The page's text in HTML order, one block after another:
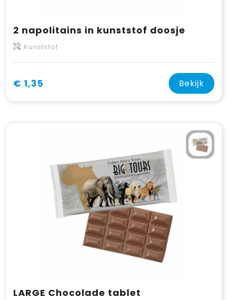
2 napolitains in kunststof doosje
Kunststof
€ 1,35 Bekijk
LARGE Chocolade tablet